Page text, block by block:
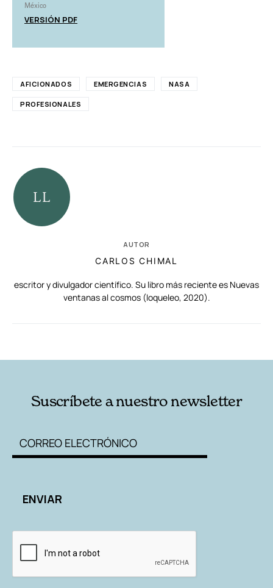
México
VERSIÓN PDF
AFICIONADOS EMERGENCIAS NASA
PROFESIONALES
AUTOR
CARLOS CHIMAL
escritor y divulgador científico. Su libro más reciente es Nuevas
ventanas al cosmos (loqueleo, 2020).
Suscríbete a nuestro newsletter